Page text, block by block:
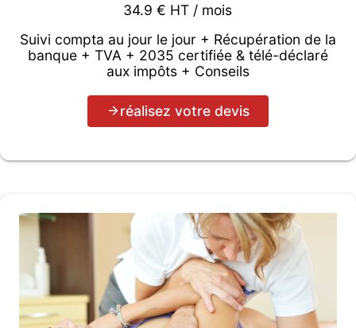
34.9 € HT / mois
Suivi compta au jour le jour + Récupération de la
banque + TVA + 2035 certifiée & télé-déclaré
aux impôts + Conseils
réalisez votre devis